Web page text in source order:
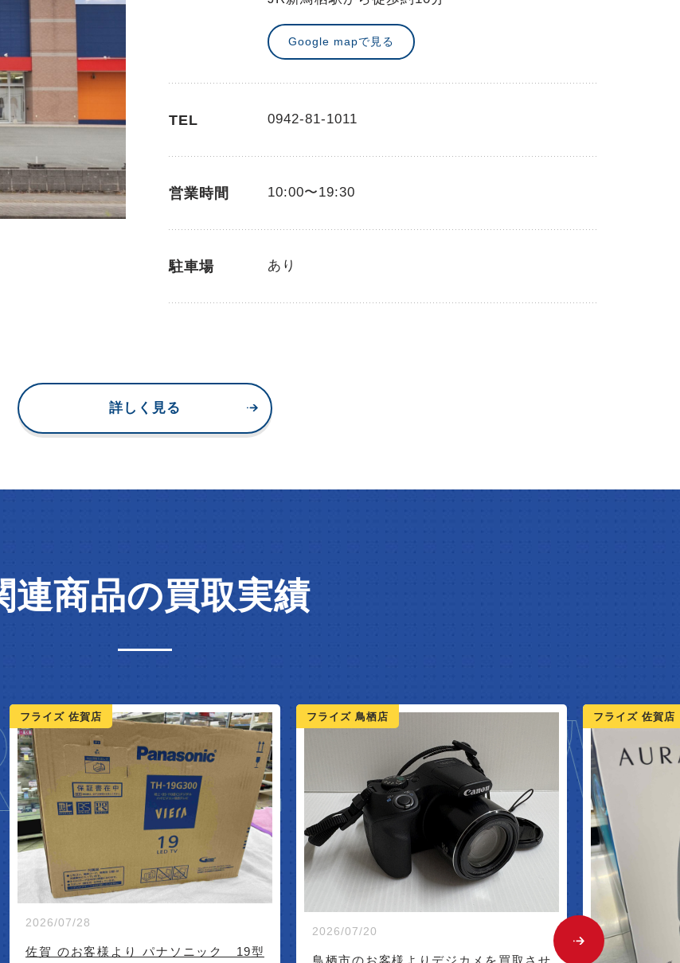
Google mapで見る
TEL 0942-81-1011
営業時間 10:00〜19:30
駐車場 あり
詳しく見る
NEW
連商品の買取実績
フライズ 鳥栖店
鳥栖市のお客様よりデジカメを買取させ
フライズ 佐賀店 フライズ 鳥栖店
2026/07/19